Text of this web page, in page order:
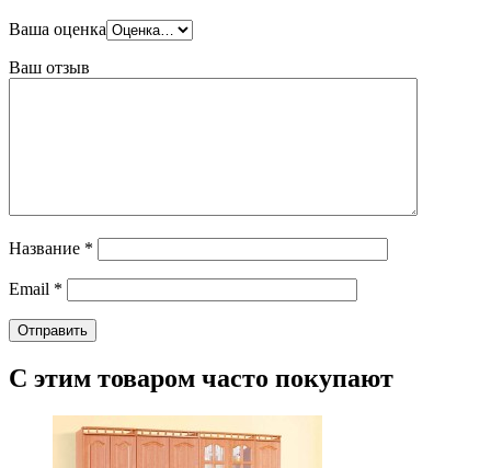
Ваша оценка
Ваш отзыв
Название *
Email *
С этим товаром часто покупают